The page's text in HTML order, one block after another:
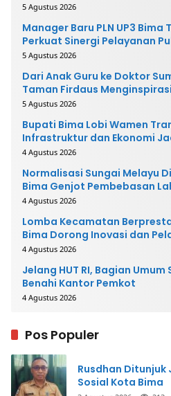
5 Agustus 2026
Manager Baru PLN UP3 Bima
Perkuat Sinergi Pelayanan
5 Agustus 2026
Dari Anak Guru ke Doktor
Taman Firdaus Menginspirasi
5 Agustus 2026
Bupati Bima Lobi Wamen
Infrastruktur dan Ekonomi
4 Agustus 2026
Normalisasi Sungai Melayu
Bima Genjot Pembebasan
4 Agustus 2026
Lomba Kecamatan
Bima Dorong Inovasi dan
4 Agustus 2026
Jelang HUT RI, Bagian
Benahi Kantor Pemkot
4 Agustus 2026
Pos Populer
Rusdhan Ditunjuk
Sosial Kota Bima